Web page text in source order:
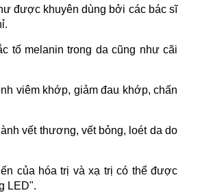
được khuyên dùng bởi các bác sĩ
tố melanin trong da cũng như cãi
viêm khớp, giảm đau khớp, chấn
vết thương, vết bỏng, loét da do
của hóa trị và xạ trị có thể được
LED".